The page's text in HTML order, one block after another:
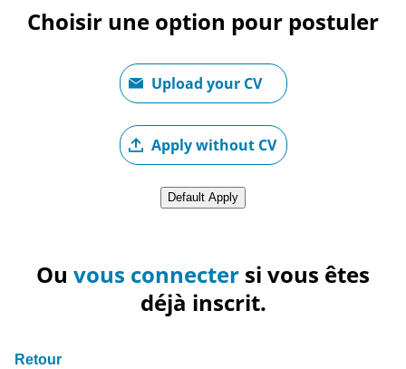
Choisir une option pour postuler
Upload your CV
Télécharger le fichier CV
Apply without CV
Télécharger le CV plus tard
Default Apply
Télécharger un CV depuis LinkedIn
Ou vous connecter si vous êtes
déjà inscrit.
Retour